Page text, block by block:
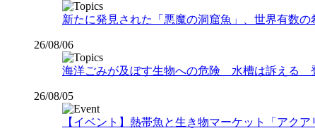
新たに発見された「悪魔の洞窟魚」、世界有数
26/08/06
海洋ごみが及ぼす生物への危険 水槽は訴える
26/08/05
【イベント】熱帯魚と生き物マーケット「アク